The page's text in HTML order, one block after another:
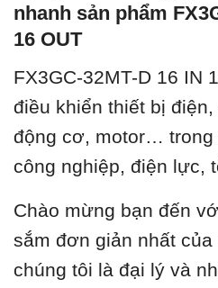
nhanh sản phẩm
16 OUT
FX3GC-32MT-D 16 IN
điều khiển thiết bị
động cơ, motor… trong
công nghiệp, điện lực,
Chào mừng bạn đến
sắm đơn giản nhất của
chúng tôi là đại lý và